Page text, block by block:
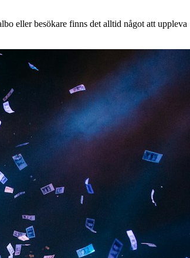
eller besökare finns det alltid något att uppleva